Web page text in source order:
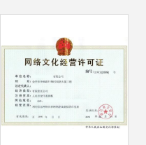
规范与繁荣